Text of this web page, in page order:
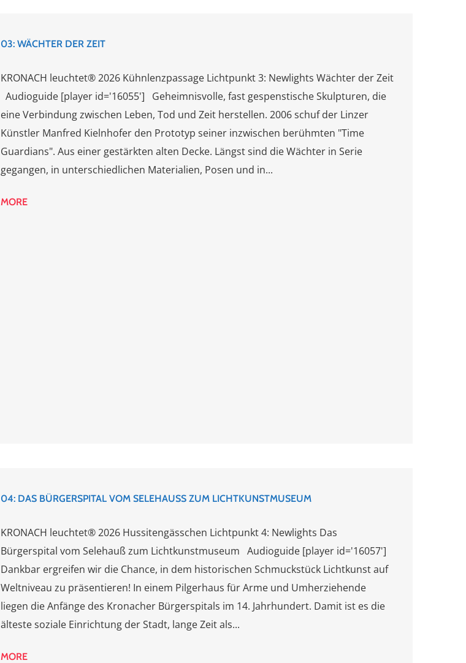
03: WÄCHTER DER ZEIT
KRONACH leuchtet® 2026 Kühnlenzpassage Lichtpunkt 3: Newlights Wächter der Zeit
Audioguide [player id='16055'] Geheimnisvolle, fast gespenstische Skulpturen, die
eine Verbindung zwischen Leben, Tod und Zeit herstellen. 2006 schuf der Linzer
Künstler Manfred Kielnhofer den Prototyp seiner inzwischen berühmten "Time
Guardians". Aus einer gestärkten alten Decke. Längst sind die Wächter in Serie
gegangen, in unterschiedlichen Materialien, Posen und in...
MORE
04: DAS BÜRGERSPITAL VOM SELEHAUSS ZUM LICHTKUNSTMUSEUM
KRONACH leuchtet® 2026 Hussitengässchen Lichtpunkt 4: Newlights Das
Bürgerspital vom Selehauß zum Lichtkunstmuseum Audioguide [player id='16057']
Dankbar ergreifen wir die Chance, in dem historischen Schmuckstück Lichtkunst auf
Weltniveau zu präsentieren! In einem Pilgerhaus für Arme und Umherziehende
liegen die Anfänge des Kronacher Bürgerspitals im 14. Jahrhundert. Damit ist es die
älteste soziale Einrichtung der Stadt, lange Zeit als...
MORE